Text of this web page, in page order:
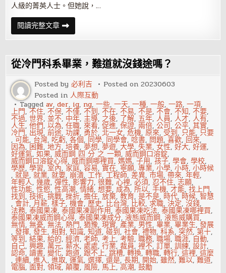
人級的菁英人士。但她說，…
閱讀完整文章想
成
功，
要
成
為
專
才！
從冷門科系畢業，難道就沒錢途嗎？
Posted by必利吉 Posted on20230603
Posted in人際互動
Taggedav,der, ig, ng,一些,一天,一種,一般,一路,一項,
上門,不住,不保,不僅,不到,不在,不易,不是,不會,不知,不要,
不過,世界,並不, 中年,主導, 之後, 了解,五年,人員,人才,人有,
人生,他們,以為,任職,來看,促進,保證, 兩倍,公司,公平,其實,
冷門, 出現,前途,功課, 勇於,北一女,危機,原來, 受到, 只能, 只要
,可能, 台灣, 吃虧,各個, 同學, 同學會, 唸書, 問題,喜歡, 回來,
因為, 困難,地方,培養,夢想,夢遊,大學,失業,女性,好大,好運,
好運氣,如果,威而鋼 四 分 之 一顆,威而鋼口溶錠,
威而鋼口溶錠心得,威而鋼哪裡買,媽媽,子用,孩子,學會,學校,
學歷,學習,室內, 家庭,容易,實在, 寧願,專業,小學,小時,小時候
,就是,就業,就要, 崩潰,工作,工程師,差異,市場,帶來,年輕,
年輕人,幾歲,彈性,影響力,很難,心裡,必須, 忍不住,志願,
性功能,性慾,性高潮,情緒,想要, 成為,所以,手機,才能,找上門,
找到,技術,挑戰,挫折,擔任,放棄,教育,是不是, 時代, 時候,智慧
, 會計, 月薪,樣子,機會,歷史, 比台灣, 比較,求職,決定,沒錢,
法務,泰國果凍,泰國果凍副作用,泰國果凍吃法,泰國果凍哪裡買,
泰國果凍威而鋼心得,泰國果凍成分,液態威而鋼,液態威購買,
無情,無憂,無法,熱門,猶豫,現實,產業, 男性,畢業,畢業生,發展
,發揮,發生,相對,知識,知道,碰到,社會,禮物,科系,突然, 第十,
等到,結果,給的,經濟,老師,考上,考驗,職務,職場,職涯, 自動,
自己,興趣,萬元,薪水, 處處,行業,裁員,裡不,訂單,訓練,設計,
認命,讀書,變化,跑道,跟不上,跳槽,轉換,轉職,轉行,這裡,這麼
,連續,進入,進取,運氣,選擇,還是,長期, 開始,雖然,難以,難道,
電腦,面對,領域,顛覆, 風險, 馬上,高潮,鼓勵